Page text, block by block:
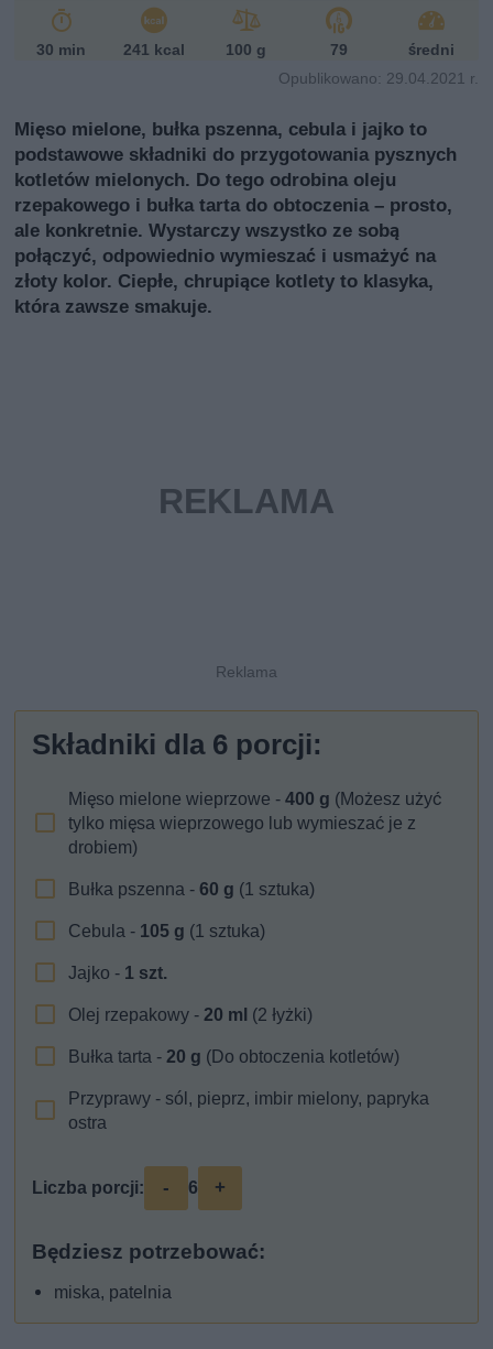
30 min 241 kcal 100 g 79
średni
Opublikowano: 29.04.2021 r.
Mięso mielone, bułka pszenna, cebula i jajko to
podstawowe składniki do przygotowania pysznych
kotletów mielonych. Do tego odrobina oleju
rzepakowego i bułka tarta do obtoczenia – prosto,
ale konkretnie. Wystarczy wszystko ze sobą
połączyć, odpowiednio wymieszać i usmażyć na
złoty kolor. Ciepłe, chrupiące kotlety to klasyka,
która zawsze smakuje.
Składniki dla 6 porcji:
Mięso mielone wieprzowe -400 g (Możesz użyć
tylko mięsa wieprzowego lub wymieszać je z
drobiem)
Bułka pszenna -60 g (1 sztuka)
Cebula - 105 g (1 sztuka)
Jajko - 1 szt.
Olej rzepakowy -20 ml (2 łyżki)
Bułka tarta -20 g (Do obtoczenia kotletów)
Przyprawy - sól, pieprz, imbir mielony, papryka
ostra
Liczba porcji: - 6 +
Będziesz potrzebować:
miska, patelnia